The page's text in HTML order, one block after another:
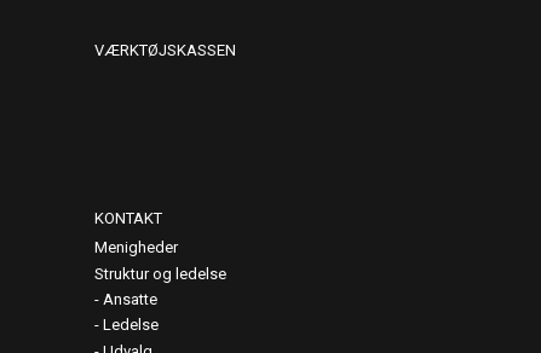
VÆRKTØJSKASSEN
KONTAKT
Menigheder
Struktur og ledelse
Ansatte
Ledelse